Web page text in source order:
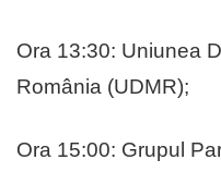
Ora 13:30: Uniunea
România (UDMR);
Ora 15:00: Grupul